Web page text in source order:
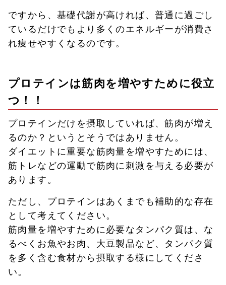
ですから、基礎代謝が高ければ、普通に過ごし
ているだけでもより多くのエネルギーが消費さ
れ痩せやすくなるのです。
プロテインは筋肉を増やすために役立
つ！！
プロテインだけを摂取していれば、筋肉が増え
るのか？というとそうではありません。
ダイエットに重要な筋肉量を増やすためには、
筋トレなどの運動で筋肉に刺激を与える必要が
あります。
ただし、プロテインはあくまでも補助的な存在
として考えてください。
筋肉量を増やすために必要なタンパク質は、な
るべくお魚やお肉、大豆製品など、タンパク質
を多く含む食材から摂取する様にしてくださ
い。